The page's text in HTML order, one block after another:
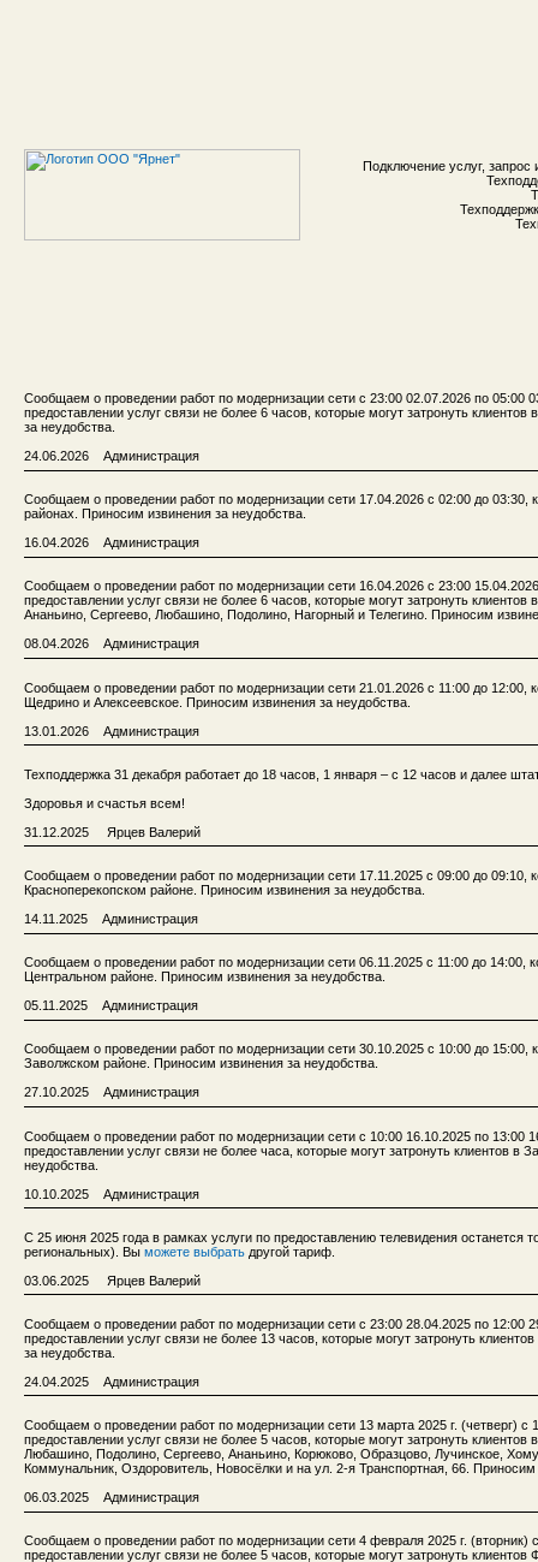
Подключение услуг,
Сообщаем о проведении работ по модернизации сети с 23:00 02.07.2026 по 05:00
предоставлении услуг связи не более 6 часов, которые могут затронуть
за неудобства.
24.06.2026 Администрация
Сообщаем о проведении работ по модернизации сети 17.04.2026 с 02:00 до 03:30,
районах. Приносим извинения за неудобства.
16.04.2026 Администрация
Сообщаем о проведении работ по модернизации сети 16.04.2026 c 23:00
предоставлении услуг связи не более 6 часов, которые могут затронуть
Ананьино, Сергеево, Любашино, Подолино, Нагорный и Телегино. Приносим
08.04.2026 Администрация
Сообщаем о проведении работ по модернизации сети 21.01.2026 с 11:00 до 12:00,
Щедрино и Алексеевское. Приносим извинения за неудобства.
13.01.2026 Администрация
Техподдержка 31 декабря работает до 18 часов, 1 января – с 12 часов и далее
Здоровья и счастья всем!
31.12.2025 Ярцев Валерий
Сообщаем о проведении работ по модернизации сети 17.11.2025 с 09:00 до 09:10,
Красноперекопском районе. Приносим извинения за неудобства.
14.11.2025 Администрация
Сообщаем о проведении работ по модернизации сети 06.11.2025 с 11:00 до 14:00,
Центральном районе. Приносим извинения за неудобства.
05.11.2025 Администрация
Сообщаем о проведении работ по модернизации сети 30.10.2025 с 10:00 до 15:00,
Заволжском районе. Приносим извинения за неудобства.
27.10.2025 Администрация
Сообщаем о проведении работ по модернизации сети с 10:00 16.10.2025 по 13:00
предоставлении услуг связи не более часа, которые могут затронуть клиентов в
неудобства.
10.10.2025 Администрация
С 25 июня 2025 года в рамках услуги по предоставлению телевидения останется
региональных). Вы можете выбрать другой тариф.
03.06.2025 Ярцев Валерий
Сообщаем о проведении работ по модернизации сети с 23:00 28.04.2025 по 12:00
предоставлении услуг связи не более 13 часов, которые могут затронуть
за неудобства.
24.04.2025 Администрация
Сообщаем о проведении работ по модернизации сети 13 марта 2025 г. (четверг)
предоставлении услуг связи не более 5 часов, которые могут затронуть
Любашино, Подолино, Сергеево, Ананьино, Корюково, Образцово, Лучинское,
Коммунальник, Оздоровитель, Новосёлки и на ул. 2-я Транспортная, 66. Приносим
06.03.2025 Администрация
Сообщаем о проведении работ по модернизации сети 4 февраля 2025 г.
предоставлении услуг связи не более 5 часов, которые могут затронуть